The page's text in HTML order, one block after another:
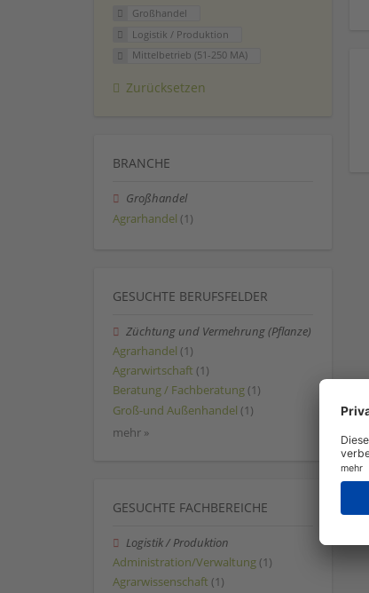
Großhandel
Logistik / Produktion
Mittelbetrieb (51-250 MA)
Zurücksetzen
BRANCHE
Großhandel
Agrarhandel (1)
GESUCHTE BERUFSFELDER
Züchtung und Vermehrung (Pflanze)
Agrarhandel (1)
Agrarwirtschaft (1)
Beratung / Fachberatung (1)
Groß-und Außenhandel (1)
mehr »
GESUCHTE FACHBEREICHE
Logistik / Produktion
Administration/Verwaltung (1)
Agrarwissenschaft (1)